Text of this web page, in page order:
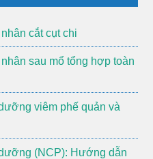
cắt cụt chi
sau mổ tổng hợp toàn
viêm phế quản và
(NCP): Hướng dẫn